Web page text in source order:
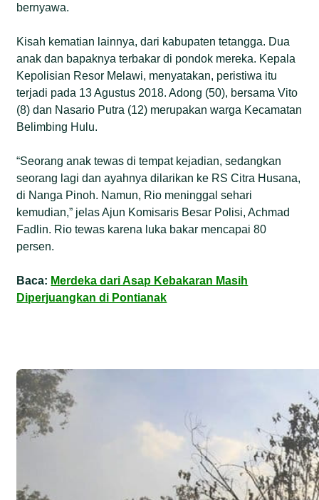
bernyawa.
Kisah kematian lainnya, dari kabupaten tetangga. Dua
anak dan bapaknya terbakar di pondok mereka. Kepala
Kepolisian Resor Melawi, menyatakan, peristiwa itu
terjadi pada 13 Agustus 2018. Adong (50), bersama Vito
(8) dan Nasario Putra (12) merupakan warga Kecamatan
Belimbing Hulu.
“Seorang anak tewas di tempat kejadian, sedangkan
seorang lagi dan ayahnya dilarikan ke RS Citra Husana,
di Nanga Pinoh. Namun, Rio meninggal sehari
kemudian,” jelas Ajun Komisaris Besar Polisi, Achmad
Fadlin. Rio tewas karena luka bakar mencapai 80
persen.
Baca: Merdeka dari Asap Kebakaran Masih
Diperjuangkan di Pontianak